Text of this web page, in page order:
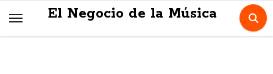
El Negocio de la Música